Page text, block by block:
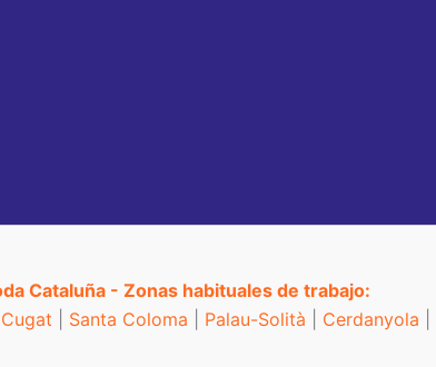
Cataluña - Zonas habituales de trabajo:
Santa Coloma Palau-Solità Cerdanyola